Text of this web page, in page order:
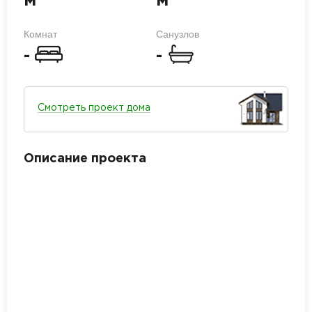
Комнат
-
Санузлов
-
Смотреть проект дома
Описание проекта